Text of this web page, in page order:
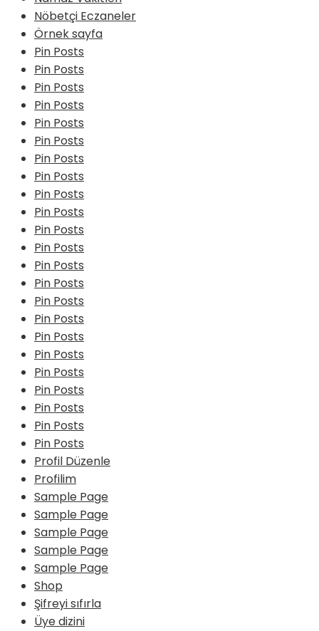
Nöbetçi Eczaneler
Örnek sayfa
Pin Posts
Pin Posts
Pin Posts
Pin Posts
Pin Posts
Pin Posts
Pin Posts
Pin Posts
Pin Posts
Pin Posts
Pin Posts
Pin Posts
Pin Posts
Pin Posts
Pin Posts
Pin Posts
Pin Posts
Pin Posts
Pin Posts
Pin Posts
Pin Posts
Pin Posts
Pin Posts
Profil Düzenle
Profilim
Sample Page
Sample Page
Sample Page
Sample Page
Sample Page
Shop
Şifreyi sıfırla
Üye dizini